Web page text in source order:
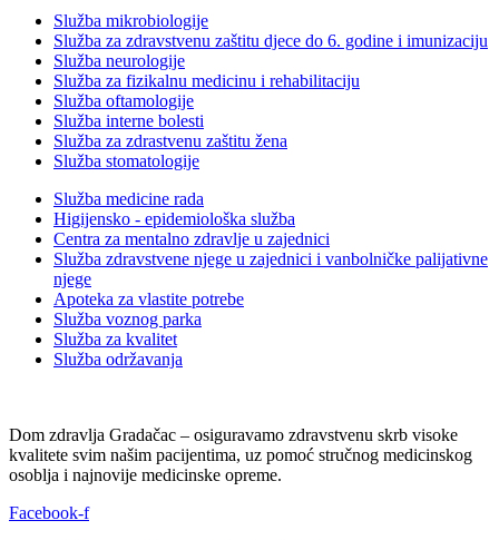
Služba mikrobiologije
Služba za zdravstvenu zaštitu djece do 6. godine i imunizaciju
Služba neurologije
Služba za fizikalnu medicinu i rehabilitaciju
Služba oftamologije
Služba interne bolesti
Služba za zdrastvenu zaštitu žena
Služba stomatologije
Služba medicine rada
Higijensko - epidemiološka služba
Centra za mentalno zdravlje u zajednici
Služba zdravstvene njege u zajednici i vanbolničke palijativne
njege
Apoteka za vlastite potrebe
Služba voznog parka
Služba za kvalitet
Služba održavanja
Dom zdravlja Gradačac – osiguravamo zdravstvenu skrb visoke
kvalitete svim našim pacijentima, uz pomoć stručnog medicinskog
osoblja i najnovije medicinske opreme.
Facebook-f